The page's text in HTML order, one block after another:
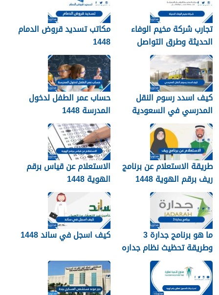
تجارب شركة مخيم الوفاء
الحديثة وطرق التواصل
معهم 1448
مكاتب تسديد قروض الدمام
1448
كيف اسدد رسوم النقل
المدرسي في السعودية
1448
حساب عمر الطفل لدخول
المدرسة 1448
طريقة الاستعلام عن برنامج
ريف برقم الهوية 1448
الاستعلام عن قياس برقم
الهوية 1448
services.qiyas.sa
ما هو برنامج جدارة 3
وطريقة تحظيث نظام جداره
1448
كيف اسجل في ساند 1448